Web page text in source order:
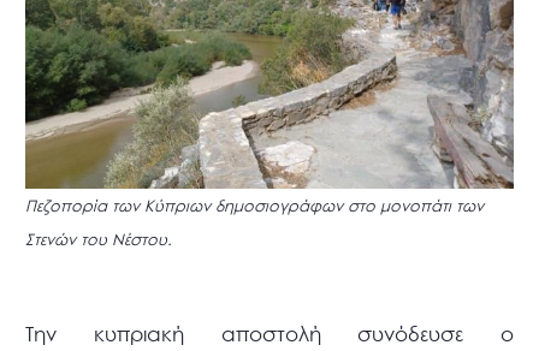
Πεζοπορία των Κύπριων δημοσιογράφων στο μονοπάτι των
Στενών του Νέστου.
Την κυπριακή αποστολή συνόδευσε ο